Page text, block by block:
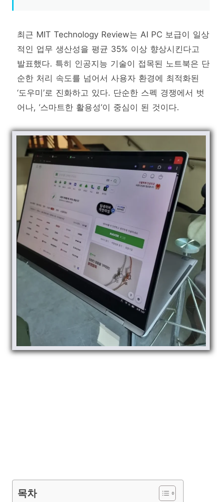
최근 MIT Technology Review는 AI PC 보급이 일상
적인 업무 생산성을 평균 35% 이상 향상시킨다고
발표했다. 특히 인공지능 기술이 접목된 노트북은 단
순한 처리 속도를 넘어서 사용자 환경에 최적화된
‘도우미’로 진화하고 있다. 단순한 스펙 경쟁에서 벗
어나, ‘스마트한 활용성’이 중심이 된 것이다.
목차